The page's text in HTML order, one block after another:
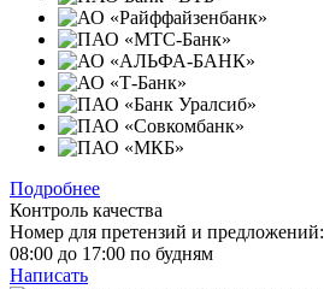
Подробнее
Контроль качества
Номер для претензий и предложений:
08:00 до 17:00 по будням
Написать